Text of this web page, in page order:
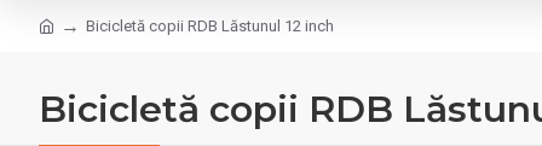
Bicicletă copii RDB Lăstunul 12 inch
Bicicletă copii RDB